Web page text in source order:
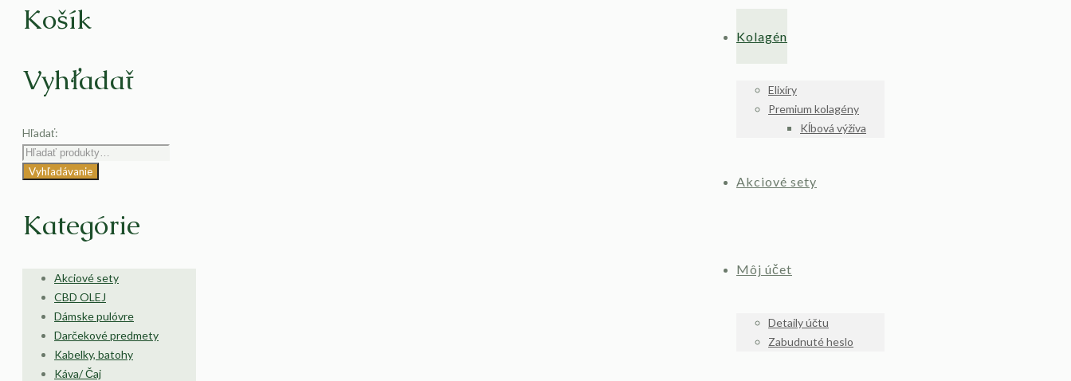
Kolagén
Elixíry
Premium kolagény
Kĺbová výživa
Akciové sety
Môj účet
Detaily účtu
Zabudnuté heslo
Košík
Vyhľadať
Hľadať:
Vyhľadávanie
Kategórie
Akciové sety
CBD OLEJ
Dámske pulóvre
Darčekové predmety
Kabelky, batohy
Káva/ Čaj